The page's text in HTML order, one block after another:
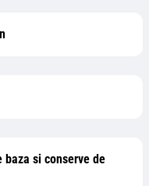
si conserve de